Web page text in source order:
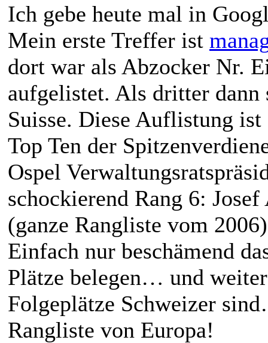
Ich gebe heute mal in
Mein erste Treffer ist
dort war als Abzocker Nr.
aufgelistet. Als dritter
Suisse. Diese Auflistung
Top Ten der
Ospel
schockierend Rang 6:
(ganze Rangliste vom 2006)
Einfach nur beschämend
Plätze belegen… und
Folgeplätze Schweizer
Rangliste von Europa!